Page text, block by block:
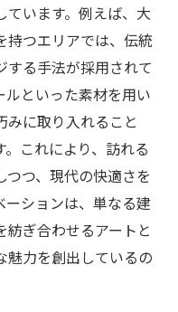
ています。例えば、大
持つエリアでは、伝統
する手法が採用されて
ルといった素材を用い
みに取り入れること
これにより、訪れる
つ、現代の快適さを
ーションは、単なる建
ぎ合わせるアートと
魅力を創出しているの